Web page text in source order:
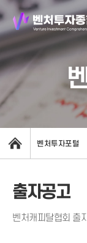
벤처투자포털
출자공고
벤처캐피탈협회 출